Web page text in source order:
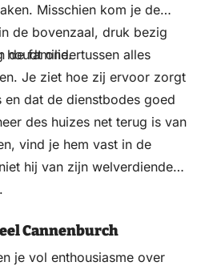
Misschien kom je de
de bovenzaal, druk bezig
de familie.
houdt ondertussen alles
Je ziet hoe zij ervoor zorgt
dat de dienstbodes goed
des huizes net terug is van
vind je hem vast in de
hij van zijn welverdiende
Cannenburch
je vol enthousiasme over